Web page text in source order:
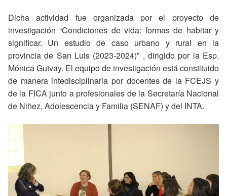
Dicha actividad fue organizada por el proyecto de
investigación “Condiciones de vida: formas de habitar y
significar. Un estudio de caso urbano y rural en la
provincia de San Luis (2023-2024)” , dirigido por la Esp.
Mónica Gutvay. El equipo de investigación está constituido
de manera intedisciplinaria por docentes de la FCEJS y
de la FICA junto a profesionales de la Secretaría Nacional
de Niñez, Adolescencia y Familia (SENAF) y del INTA.